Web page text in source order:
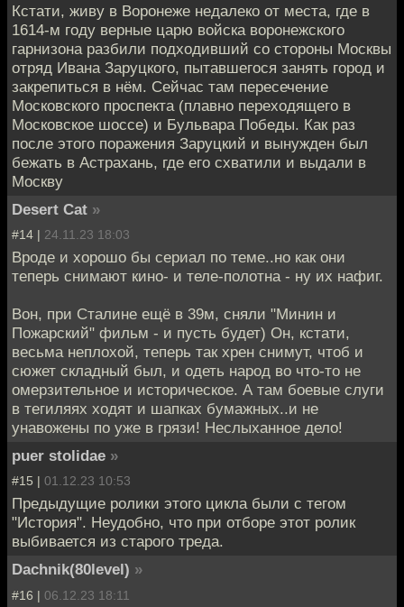
Кстати, живу в Воронеже недалеко от места, где в
1614-м году верные царю войска воронежского
гарнизона разбили подходивший со стороны Москвы
отряд Ивана Заруцкого, пытавшегося занять город и
закрепиться в нём. Сейчас там пересечение
Московского проспекта (плавно переходящего в
Московское шоссе) и Бульвара Победы. Как раз
после этого поражения Заруцкий и вынужден был
бежать в Астрахань, где его схватили и выдали в
Москву
Desert Cat »
#14 | 24.11.23 18:03
Вроде и хорошо бы сериал по теме..но как они
теперь снимают кино- и теле-полотна - ну их нафиг.
Вон, при Сталине ещё в 39м, сняли "Минин и
Пожарский" фильм - и пусть будет) Он, кстати,
весьма неплохой, теперь так хрен снимут, чтоб и
сюжет складный был, и одеть народ во что-то не
омерзительное и историческое. А там боевые слуги
в тегиляях ходят и шапках бумажных..и не
унавожены по уже в грязи! Неслыханное дело!
puer stolidae »
#15 | 01.12.23 10:53
Предыдущие ролики этого цикла были с тегом
"История". Неудобно, что при отборе этот ролик
выбивается из старого треда.
Dachnik(80level) »
#16 | 06.12.23 18:11